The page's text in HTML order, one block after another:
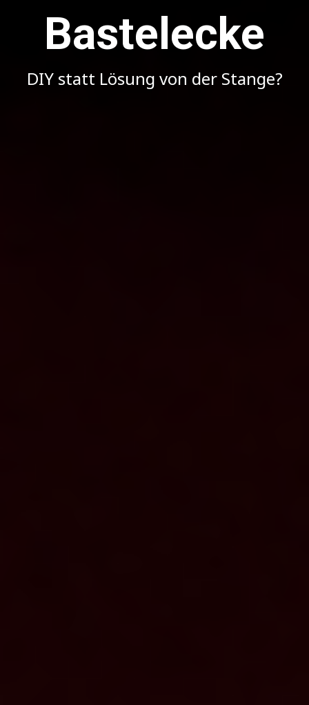
Bastelecke
DIY statt Lösung von der Stange?